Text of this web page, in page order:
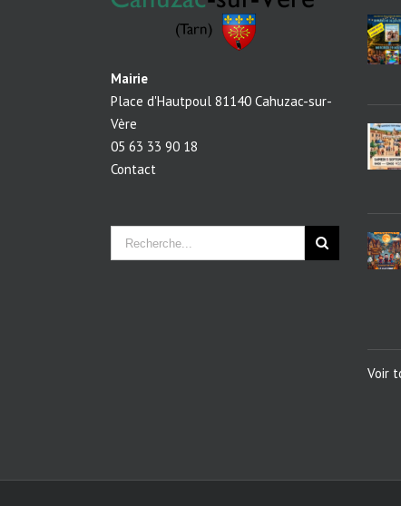
Mairie
Place d'Hautpoul 81140 Cahuzac-sur-
Vère
05 63 33 90 18
Contact
Voir